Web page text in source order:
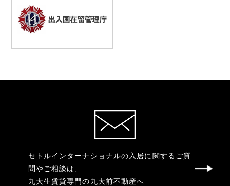
セトルインターナショナルの入居に関するご質
問やご相談は、
九大生賃貸専門の九大前不動産へ